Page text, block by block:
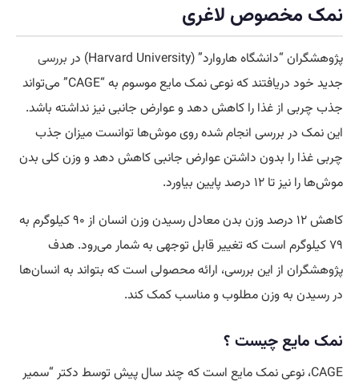
نمک مخصوص لاغری
پژوهشگران “دانشگاه هاروارد” (Harvard University) در
بررسی
جدید خود دریافتند که نوعی نمک مایع موسوم به “CAGE” می‌تواند
جذب چربی از غذا را کاهش دهد و عوارض جانبی نیز نداشته باشد.
این نمک در بررسی انجام شده روی موش‌ها توانست میزان جذب
چربی غذا را بدون داشتن عوارض جانبی کاهش دهد و وزن کلی بدن
موش‌ها را نیز تا ۱۲ درصد پایین بیاورد.
کاهش ۱۲ درصد وزن بدن معادل رسیدن وزن انسان از ۹۰ کیلوگرم به
۷۹ کیلوگرم است که تغییر قابل توجهی به شمار می‌رود. هدف
پژوهشگران از این بررسی، ارائه محصولی است که بتواند به انسان‌ها
در رسیدن به وزن مطلوب و مناسب کمک کند.
نمک مایع چیست ؟
CAGE، نوعی نمک مایع است که چند سال پیش توسط دکتر “سمیر